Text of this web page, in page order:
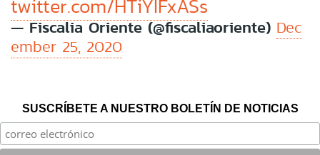
twitter.com/HTiYIFxASs
— Fiscalia Oriente (@fiscaliaoriente) Dec
ember 25, 2020
SUSCRÍBETE A NUESTRO BOLETÍN DE NOTICIAS